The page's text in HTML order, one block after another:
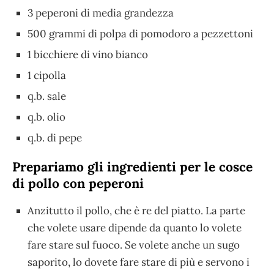
3 peperoni di media grandezza
500 grammi di polpa di pomodoro a pezzettoni
1 bicchiere di vino bianco
1 cipolla
q.b. sale
q.b. olio
q.b. di pepe
Prepariamo gli ingredienti per le cosce
di pollo con peperoni
Anzitutto il pollo, che è re del piatto. La parte
che volete usare dipende da quanto lo volete
fare stare sul fuoco. Se volete anche un sugo
saporito, lo dovete fare stare di più e servono i